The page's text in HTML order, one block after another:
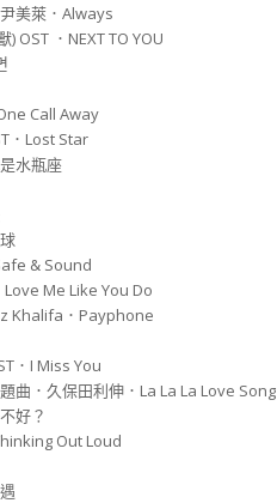
美萊．Always
OST ．NEXT TO YOU
Call Away
．Lost Star
水瓶座
& Sound
Me Like You Do
Khalifa．Payphone
．I Miss You
曲．久保田利伸．La La La Love Song
好？
Out Loud